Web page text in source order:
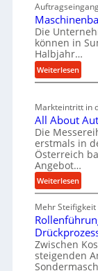
a
t
e
r
i
a
l
e
r
s
o
u
n
g
e
n
t
Die
können in
Halbjahr…
Weiterlesen:
M
s
c
h
i
n
e
n
a
u
B
e
Markteintritt in
All About
Die
erstmals in
Österreich
Angebot…
Weiterlesen:
A
l
l
A
b
o
Mehr
Zwischen
steigenden